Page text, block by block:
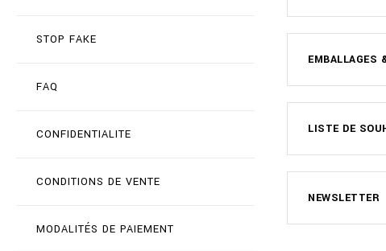
STOP FAKE
FAQ
CONFIDENTIALITE
CONDITIONS DE VENTE
MODALITÉS DE PAIEMENT
EMBALLAGES
LISTE DE
NEWSLETTER